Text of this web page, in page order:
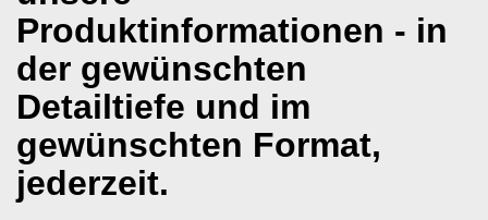
Produktinformationen - in
der gewünschten
Detailtiefe und im
gewünschten Format,
jederzeit.